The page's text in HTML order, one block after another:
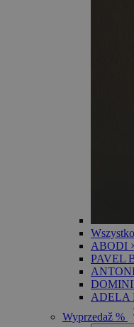
ABODI
PAVEL
ADELA
Wyprzedaž %